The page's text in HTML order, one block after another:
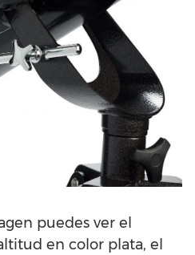
puedes ver el
en color plata, el